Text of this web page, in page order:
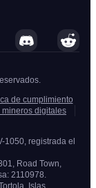
de cumplimiento
mineros digitales
1050, registrada el
Road Town,
2110978.
Islas